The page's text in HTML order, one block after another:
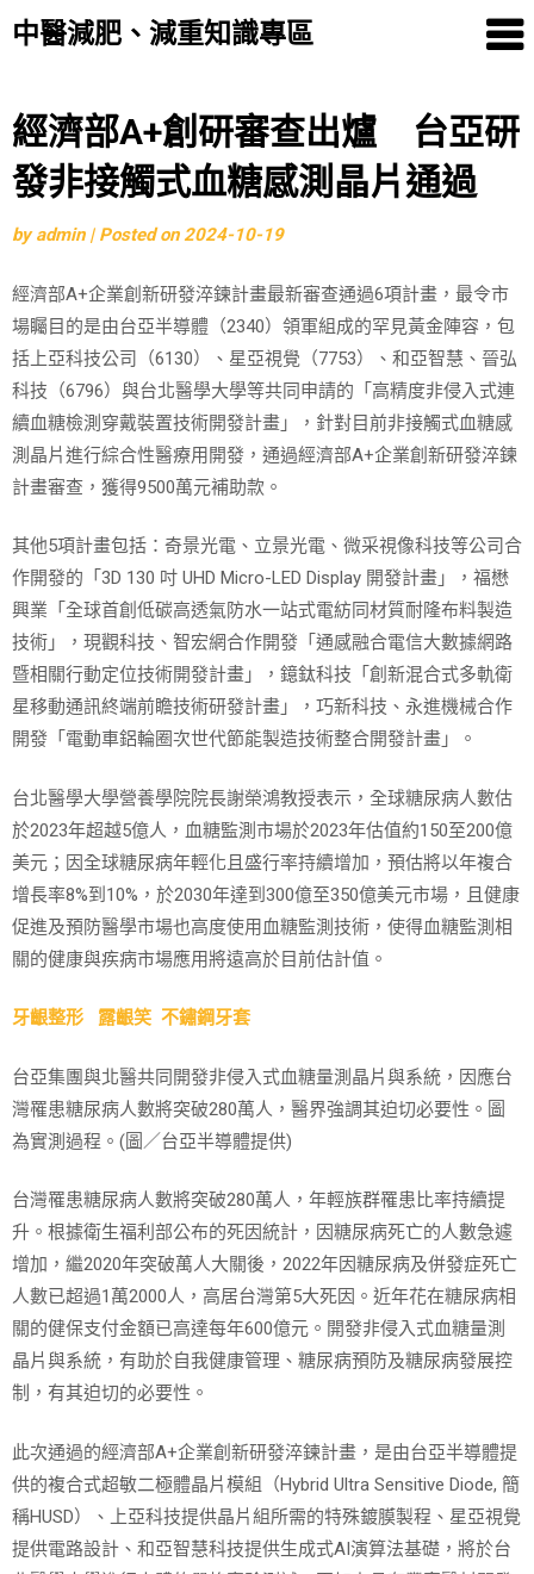
中醫減肥、減重知識專區
Skip
to
content
經濟部A+創研審查出爐 台亞研
發非接觸式血糖感測晶片通過
byadmin | Posted on2024-10-19
經濟部A+企業創新研發淬鍊計畫最新審查通過6項計畫，最令市
場矚目的是由台亞半導體（2340）領軍組成的罕見黃金陣容，包
括上亞科技公司（6130）、星亞視覺（7753）、和亞智慧、晉弘
科技（6796）與台北醫學大學等共同申請的「高精度非侵入式連
續血糖檢測穿戴裝置技術開發計畫」，針對目前非接觸式血糖感
測晶片進行綜合性醫療用開發，通過經濟部A+企業創新研發淬鍊
計畫審查，獲得9500萬元補助款。
其他5項計畫包括：奇景光電、立景光電、微采視像科技等公司合
作開發的「3D 130 吋 UHD Micro-LED Display 開發計畫」，福懋
興業「全球首創低碳高透氣防水一站式電紡同材質耐隆布料製造
技術」，現觀科技、智宏網合作開發「通感融合電信大數據網路
暨相關行動定位技術開發計畫」，鐿鈦科技「創新混合式多軌衛
星移動通訊終端前瞻技術研發計畫」，巧新科技、永進機械合作
開發「電動車鋁輪圈次世代節能製造技術整合開發計畫」。
台北醫學大學營養學院院長謝榮鴻教授表示，全球糖尿病人數估
於2023年超越5億人，血糖監測市場於2023年估值約150至200億
美元；因全球糖尿病年輕化且盛行率持續增加，預估將以年複合
增長率8%到10%，於2030年達到300億至350億美元市場，且健康
促進及預防醫學市場也高度使用血糖監測技術，使得血糖監測相
關的健康與疾病市場應用將遠高於目前估計值。
牙齦整形 露齦笑 不鏽鋼牙套
台亞集團與北醫共同開發非侵入式血糖量測晶片與系統，因應台
灣罹患糖尿病人數將突破280萬人，醫界強調其迫切必要性。圖
為實測過程。(圖／台亞半導體提供)
台灣罹患糖尿病人數將突破280萬人，年輕族群罹患比率持續提
升。根據衛生福利部公布的死因統計，因糖尿病死亡的人數急遽
增加，繼2020年突破萬人大關後，2022年因糖尿病及併發症死亡
人數已超過1萬2000人，高居台灣第5大死因。近年花在糖尿病相
關的健保支付金額已高達每年600億元。開發非侵入式血糖量測
晶片與系統，有助於自我健康管理、糖尿病預防及糖尿病發展控
制，有其迫切的必要性。
此次通過的經濟部A+企業創新研發淬鍊計畫，是由台亞半導體提
供的複合式超敏二極體晶片模組（Hybrid Ultra Sensitive Diode, 簡
稱HUSD）、上亞科技提供晶片組所需的特殊鍍膜製程、星亞視覺
提供電路設計、和亞智慧科技提供生成式AI演算法基礎，將於台